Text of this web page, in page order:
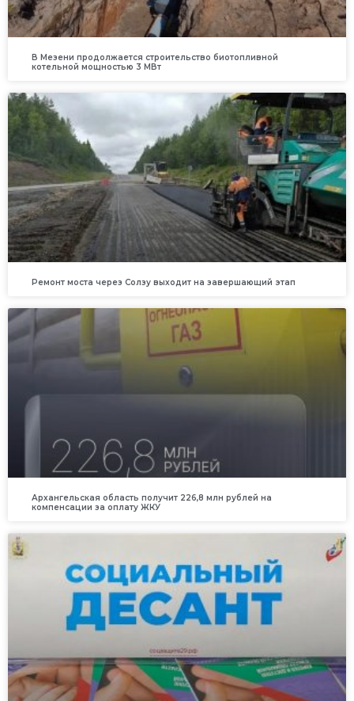
В Мезени продолжается строительство биотопливной
котельной мощностью 3 МВт
Ремонт моста через Солзу выходит на завершающий этап
Архангельская область получит 226,8 млн рублей на
компенсации за оплату ЖКУ